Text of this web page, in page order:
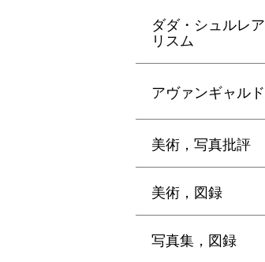
ダダ・シュルレア
リスム
アヴァンギャルド
美術，写真批評
美術，図録
写真集，図録